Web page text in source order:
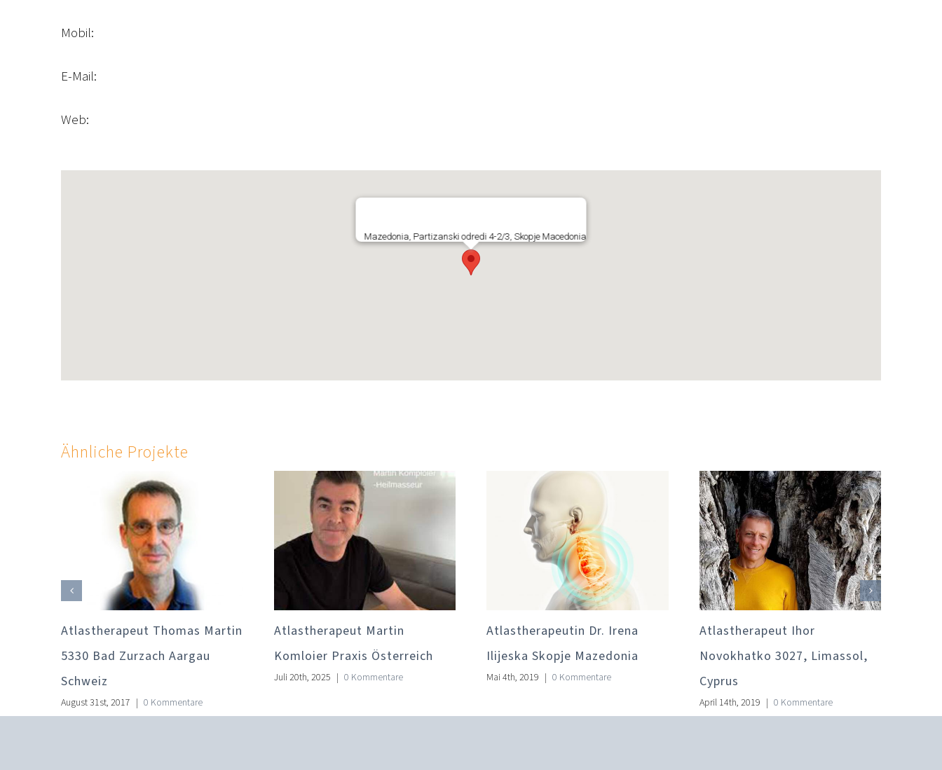
Mobil:
E-Mail:
Web:
Mazedonia, Partizanski odredi 4-2/3, Skopje Macedonia
Ähnliche Projekte
Atlastherapeut Thomas Martin
5330 Bad Zurzach Aargau
Schweiz
August 31st, 2017 | 0 Kommentare
Atlastherapeut Martin
Komloier Praxis Österreich
Juli 20th, 2025 | 0 Kommentare
Atlastherapeutin Dr. Irena
Ilijeska Skopje Mazedonia
Mai 4th, 2019 | 0 Kommentare
Atlastherapeut Ihor
Novokhatko 3027, Limassol,
Cyprus
April 14th, 2019 | 0 Kommentare